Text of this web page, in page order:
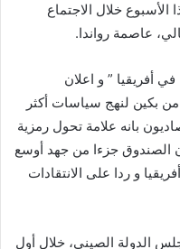
خلال الاجتماع
عاصمة رواندا.
أفريقيا ” و اعلان
بكين لنهج سياسات أكثر
بانه علامة تحول رمزية
الصندوق جزءا من جهد أوسع
و ردا على الانتقادات
الدولة الصينى، خلال أول